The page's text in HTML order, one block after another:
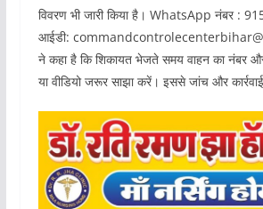
विवरण भी जारी किया है। WhatsApp नंबर :
आईडी:
ने कहा है कि शिकायत भेजते समय वाहन का नंबर
या वीडियो जरूर साझा करें। इससे जांच और